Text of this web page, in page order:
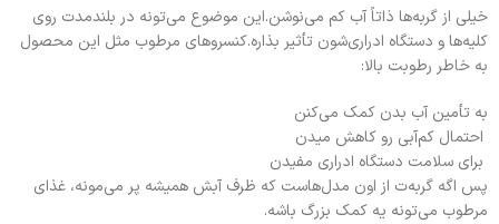
خیلی از گربه‌ها ذاتاً آب کم می‌نوشن.این موضوع می‌تونه در بلندمدت روی
کلیه‌ها و دستگاه ادراری‌شون تأثیر بذاره.کنسروهای مرطوب مثل این محصول
به خاطر رطوبت بالا:
به تأمین آب بدن کمک می‌کنن
احتمال کم‌آبی رو کاهش میدن
برای سلامت دستگاه ادراری مفیدن
پس اگه گربه‌ت از اون مدل‌هاست که ظرف آبش همیشه پر می‌مونه، غذای
مرطوب می‌تونه یه کمک بزرگ باشه.